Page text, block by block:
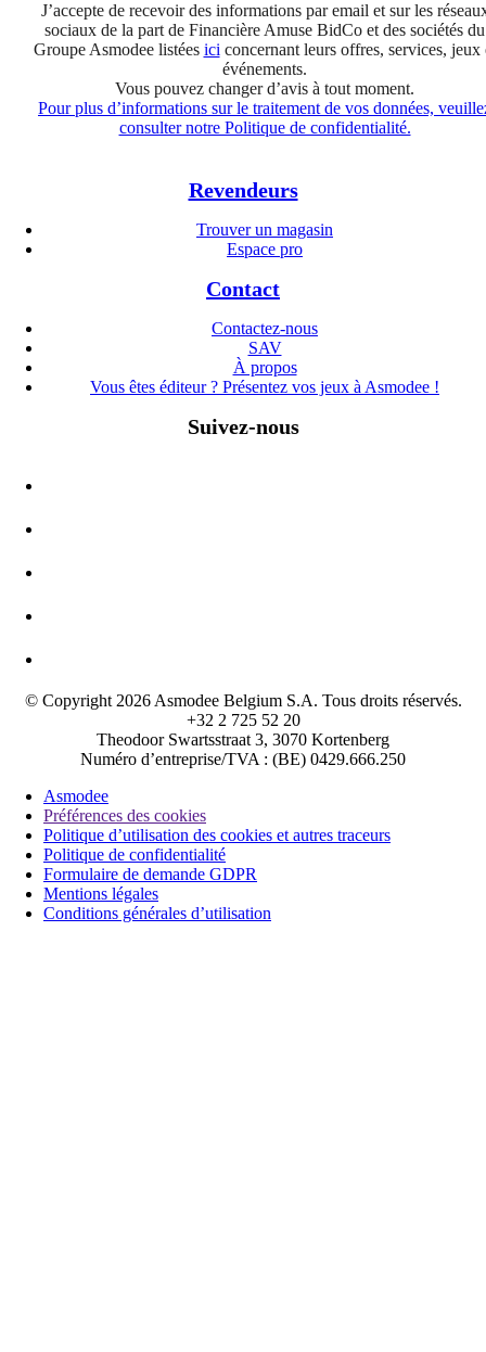
J’accepte de recevoir des informations par email et sur les
sociaux de la part de Financière Amuse BidCo et des sociétés du
Groupe Asmodee listées ici concernant leurs offres, services, jeux
événements.
Vous pouvez changer d’avis à tout moment.
Pour plus d’informations sur le traitement de vos données,
consulter notre Politique de confidentialité.
Revendeurs
Trouver un magasin
Espace pro
Contact
Contactez-nous
SAV
À propos
Vous êtes éditeur ? Présentez vos jeux à Asmodee !
Suivez-nous
© Copyright 2026 Asmodee Belgium S.A. Tous droits réservés.
+32 2 725 52 20
Theodoor Swartsstraat 3, 3070 Kortenberg
Numéro d’entreprise/TVA : (BE) 0429.666.250
Asmodee
Préférences des cookies
Politique d’utilisation des cookies et autres traceurs
Politique de confidentialité
Formulaire de demande GDPR
Mentions légales
Conditions générales d’utilisation